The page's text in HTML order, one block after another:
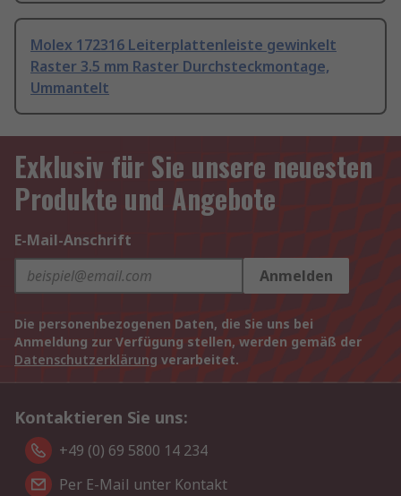
Molex 172316 Leiterplattenleiste gewinkelt
Raster 3.5 mm Raster Durchsteckmontage,
Ummantelt
Exklusiv für Sie unsere neuesten
Produkte und Angebote
E-Mail-Anschrift
Anmelden
Die personenbezogenen Daten, die Sie uns bei
Anmeldung zur Verfügung stellen, werden gemäß der
Datenschutzerklärung verarbeitet.
Kontaktieren Sie uns:
+49 (0) 69 5800 14 234
Per E-Mail unter Kontakt